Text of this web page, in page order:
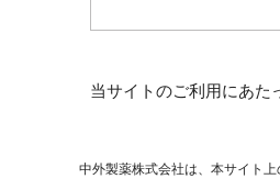
当サイトのご利用にあた
中外製薬株式会社は、本サイト